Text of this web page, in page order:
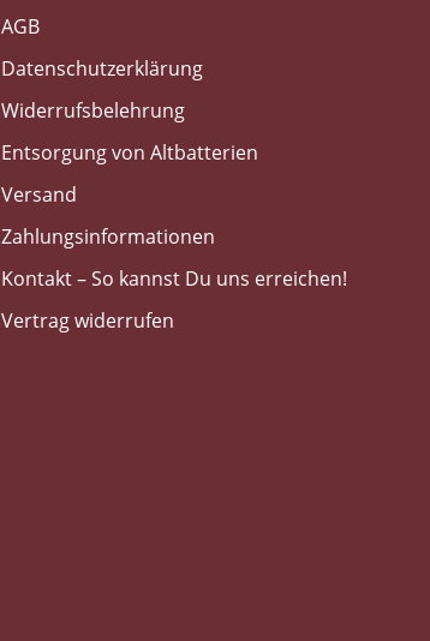
AGB
Datenschutzerklärung
Widerrufsbelehrung
Entsorgung von Altbatterien
Versand
Zahlungsinformationen
Kontakt – So kannst Du uns erreichen!
Vertrag widerrufen